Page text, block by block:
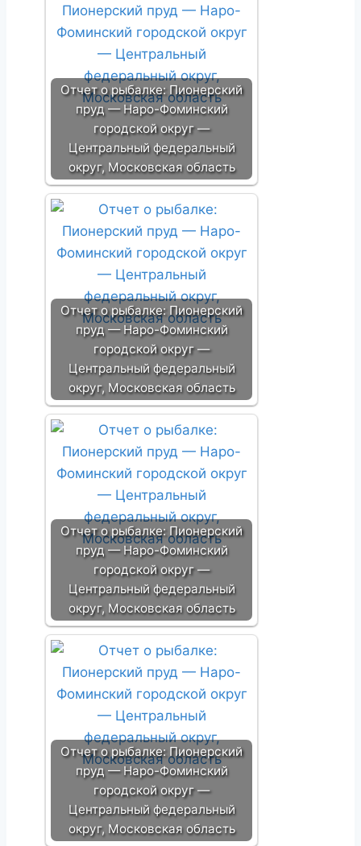
Отчет о рыбалке: Пионерский
пруд — Наро-Фоминский
городской округ —
Центральный федеральный
округ, Московская область
Отчет о рыбалке: Пионерский
пруд — Наро-Фоминский
городской округ —
Центральный федеральный
округ, Московская область
Отчет о рыбалке: Пионерский
пруд — Наро-Фоминский
городской округ —
Центральный федеральный
округ, Московская область
Отчет о рыбалке: Пионерский
пруд — Наро-Фоминский
городской округ —
Центральный федеральный
округ, Московская область